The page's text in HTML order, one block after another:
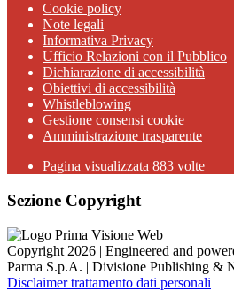
Cookie policy
Note legali
Informativa Privacy
Ufficio Relazioni con il Pubblico
Dichiarazione di accessibilità
Obiettivi di accessibilità
Whistleblowing
Gestione consensi cookie
Amministrazione trasparente
Pagina visualizzata 883 volte
Sezione Copyright
Copyright 2026 | Engineered and
Parma S.p.A. | Divisione Publishing &
Disclaimer trattamento dati personali